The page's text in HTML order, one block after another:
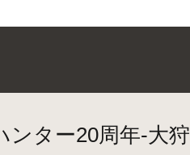
ンター20周年-大